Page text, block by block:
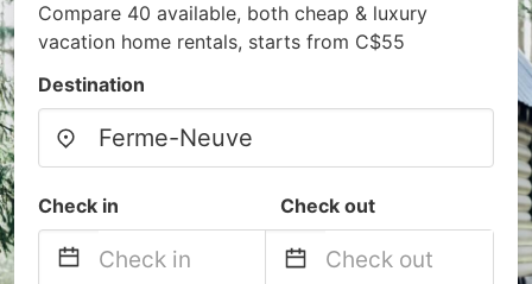
Compare 40 available, both cheap & luxury
vacation home rentals, starts from C$55
Destination
Check in Check out